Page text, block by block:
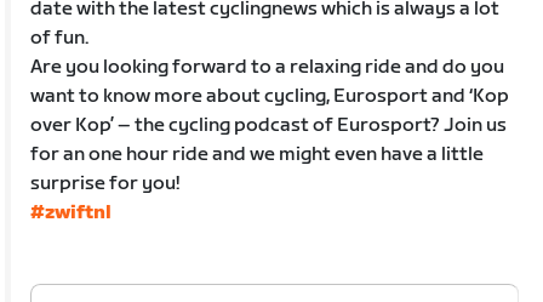
date with the latest cyclingnews which is always a lot
of fun.
Are you looking forward to a relaxing ride and do you
want to know more about cycling, Eurosport and ‘Kop
over Kop’ – the cycling podcast of Eurosport? Join us
for an one hour ride and we might even have a little
surprise for you!
#zwiftnl